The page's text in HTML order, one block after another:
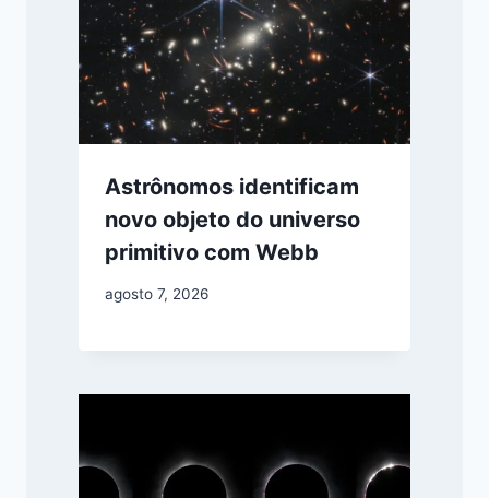
Astrônomos identificam
novo objeto do universo
primitivo com Webb
agosto 7, 2026